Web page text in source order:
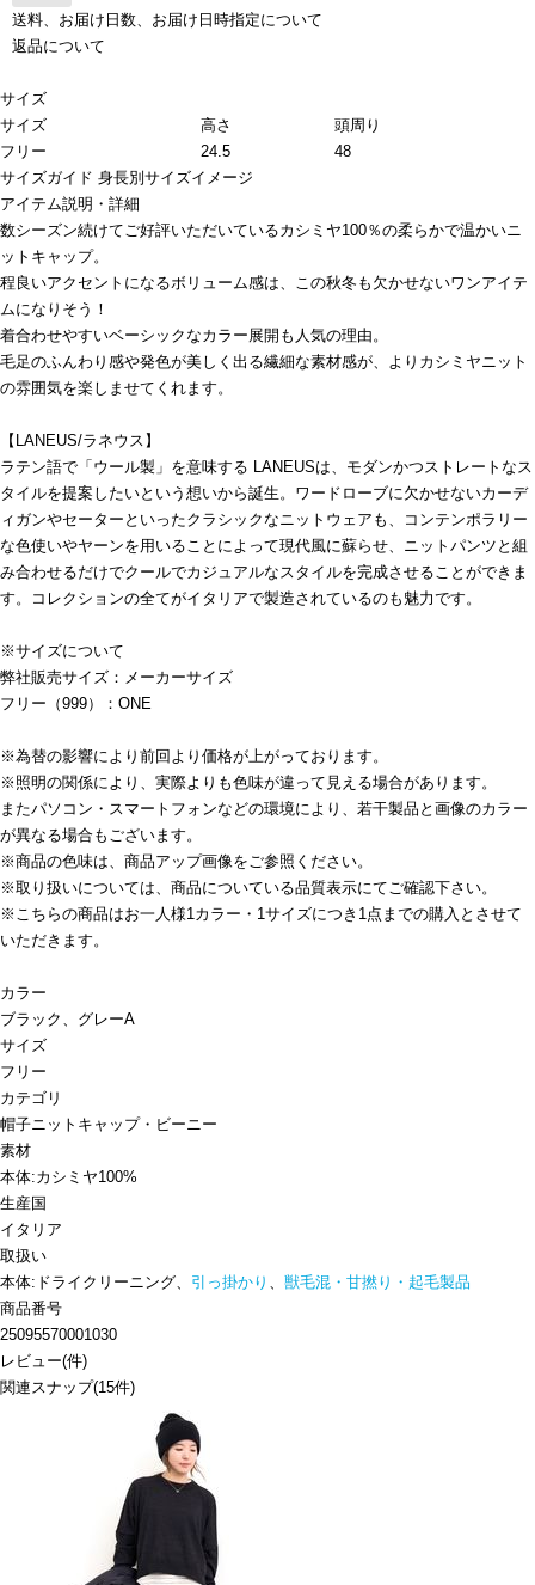
送料、お届け日数、お届け日時指定について
返品について
サイズ
サイズ
高さ
頭周り
フリー
24.5
48
サイズガイド 身長別サイズイメージ
アイテム説明・詳細
数シーズン続けてご好評いただいているカシミヤ100％の柔らかで温かいニ
ットキャップ。
程良いアクセントになるボリューム感は、この秋冬も欠かせないワンアイテ
ムになりそう！
着合わせやすいベーシックなカラー展開も人気の理由。
毛足のふんわり感や発色が美しく出る繊細な素材感が、よりカシミヤニット
の雰囲気を楽しませてくれます。
【LANEUS/ラネウス】
ラテン語で「ウール製」を意味する LANEUSは、モダンかつストレートなス
タイルを提案したいという想いから誕生。ワードローブに欠かせないカーデ
ィガンやセーターといったクラシックなニットウェアも、コンテンポラリー
な色使いやヤーンを用いることによって現代風に蘇らせ、ニットパンツと組
み合わせるだけでクールでカジュアルなスタイルを完成させることができま
す。コレクションの全てがイタリアで製造されているのも魅力です。
※サイズについて
弊社販売サイズ：メーカーサイズ
フリー（999）：ONE
※為替の影響により前回より価格が上がっております。
※照明の関係により、実際よりも色味が違って見える場合があります。
またパソコン・スマートフォンなどの環境により、若干製品と画像のカラー
が異なる場合もございます。
※商品の色味は、商品アップ画像をご参照ください。
※取り扱いについては、商品についている品質表示にてご確認下さい。
※こちらの商品はお一人様1カラー・1サイズにつき1点までの購入とさせて
いただきます。
カラー
ブラック、グレーA
サイズ
フリー
カテゴリ
帽子ニットキャップ・ビーニー
素材
本体:カシミヤ100%
生産国
イタリア
取扱い
本体:ドライクリーニング、 引っ掛かり 、 獣毛混・甘撚り・起毛製品
商品番号
25095570001030
レビュー(件)
関連スナップ(15件)